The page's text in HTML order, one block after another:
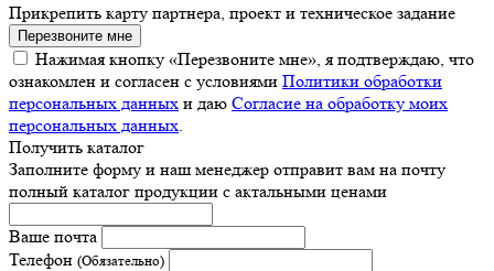
Прикрепить карту партнера, проект и техническое задание
Перезвоните мне
Нажимая кнопку «Перезвоните мне», я подтверждаю, что
ознакомлен и согласен с условиями Политики обработки
персональных данных и даю Согласие на обработку моих
персональных данных
Получить каталог
Заполните форму и наш менеджер отправит вам на почту
полный каталог продукции с актальными ценами
Ваше почта
Телефон (Обязательно)